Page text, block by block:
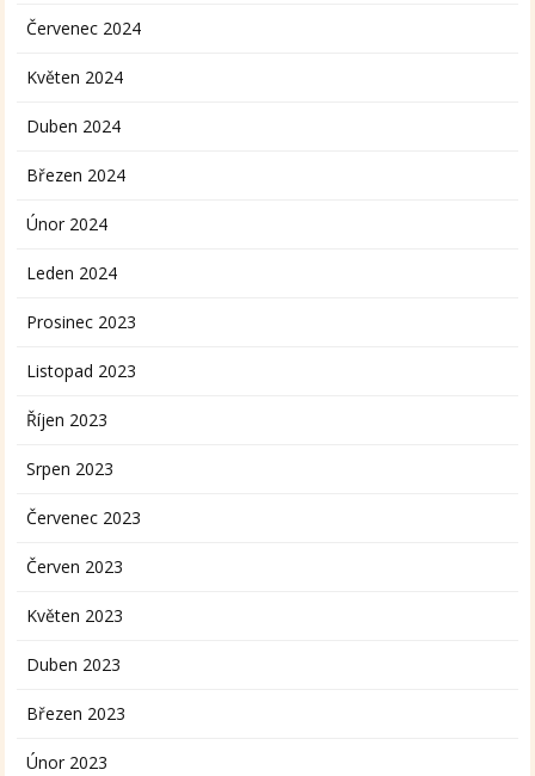
Červenec 2024
Květen 2024
Duben 2024
Březen 2024
Únor 2024
Leden 2024
Prosinec 2023
Listopad 2023
Říjen 2023
Srpen 2023
Červenec 2023
Červen 2023
Květen 2023
Duben 2023
Březen 2023
Únor 2023